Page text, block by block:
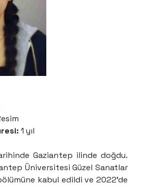
1 yıl
Gaziantep ilinde doğdu.
Üniversitesi Güzel Sanatlar
kabul edildi ve 2022'de